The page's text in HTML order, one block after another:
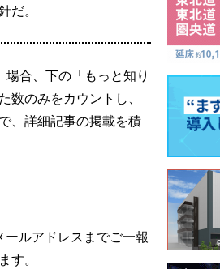
。
合、下の「もっと知り
のみをカウントし、
、詳細記事の掲載を積
ルアドレスまでご一報
。